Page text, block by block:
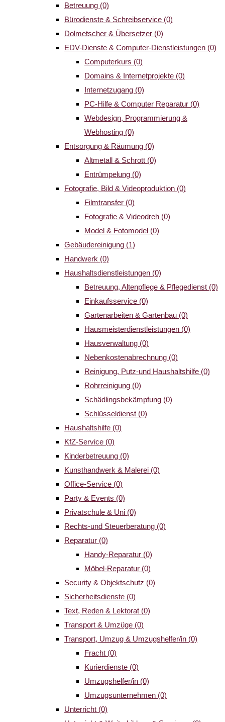
Betreuung (0)
Bürodienste & Schreibservice (0)
Dolmetscher & Übersetzer (0)
EDV-Dienste & Computer-Dienstleistungen (0)
Computerkurs (0)
Domains & Internetprojekte (0)
Internetzugang (0)
PC-Hilfe & Computer Reparatur (0)
Webdesign, Programmierung &
Webhosting (0)
Entsorgung & Räumung (0)
Altmetall & Schrott (0)
Entrümpelung (0)
Fotografie, Bild & Videoproduktion (0)
Filmtransfer (0)
Fotografie & Videodreh (0)
Model & Fotomodel (0)
Gebäudereinigung (1)
Handwerk (0)
Haushaltsdienstleistungen (0)
Betreuung, Altenpflege & Pflegedienst (0)
Einkaufsservice (0)
Gartenarbeiten & Gartenbau (0)
Hausmeisterdienstleistungen (0)
Hausverwaltung (0)
Nebenkostenabrechnung (0)
Reinigung, Putz-und Haushaltshilfe (0)
Rohrreinigung (0)
Schädlingsbekämpfung (0)
Schlüsseldienst (0)
Haushaltshilfe (0)
KfZ-Service (0)
Kinderbetreuung (0)
Kunsthandwerk & Malerei (0)
Office-Service (0)
Party & Events (0)
Privatschule & Uni (0)
Rechts-und Steuerberatung (0)
Reparatur (0)
Handy-Reparatur (0)
Möbel-Reparatur (0)
Security & Objektschutz (0)
Sicherheitsdienste (0)
Text, Reden & Lektorat (0)
Transport & Umzüge (0)
Transport, Umzug & Umzugshelfer/in (0)
Fracht (0)
Kurierdienste (0)
Umzugshelfer/in (0)
Umzugsunternehmen (0)
Unterricht (0)